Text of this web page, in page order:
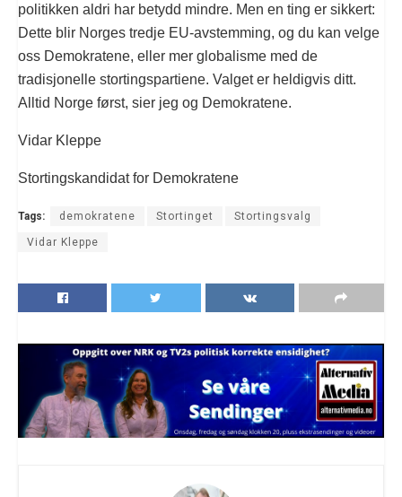
politikken aldri har betydd mindre. Men en ting er sikkert:
Dette blir Norges tredje EU-avstemming, og du kan velge
oss Demokratene, eller mer globalisme med de
tradisjonelle stortingspartiene. Valget er heldigvis ditt.
Alltid Norge først, sier jeg og Demokratene.
Vidar Kleppe
Stortingskandidat for Demokratene
Tags: demokratene Stortinget Stortingsvalg
Vidar Kleppe